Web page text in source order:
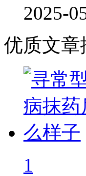
2025-
优质文章
1